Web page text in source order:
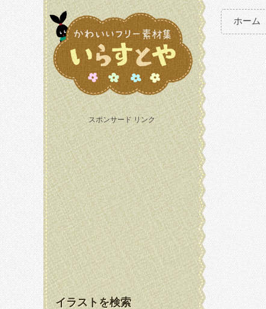
スポンサード リンク
イラストを検索
ホーム